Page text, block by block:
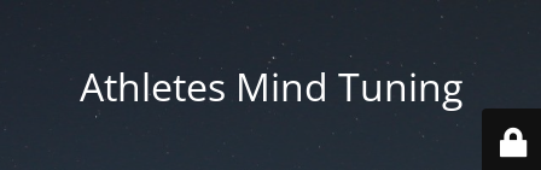
Athletes Mind Tuning